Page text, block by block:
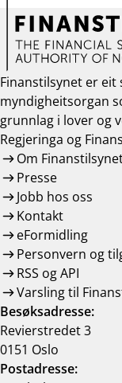
Finanstilsynet er eit
myndigheitsorgan
grunnlag i lover og
Regjeringa og
Om
Presse
Jobb hos oss
Kontakt
eFormidling
Personvern og
RSS og API
Varsling til
Besøksadresse:
Revierstredet 3
0151 Oslo
Postadresse: